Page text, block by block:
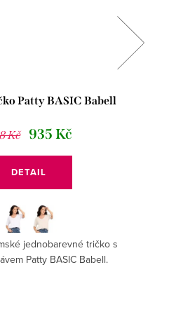
Patty BASIC Babell
Kč 935 Kč
DETAIL
jednobarevné tričko s
Patty BASIC Babell.